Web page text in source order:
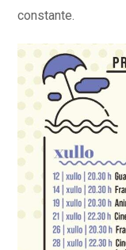
constante.